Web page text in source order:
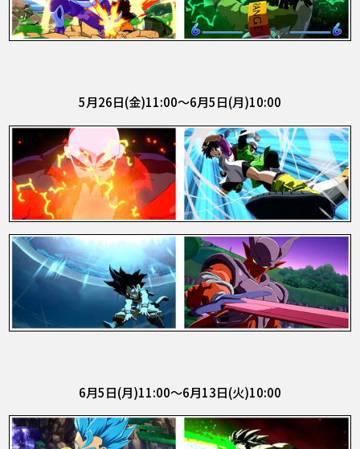
5月26日(金)11:00～6月5日(月)10:00
6月5日(月)11:00～6月13日(火)10:00